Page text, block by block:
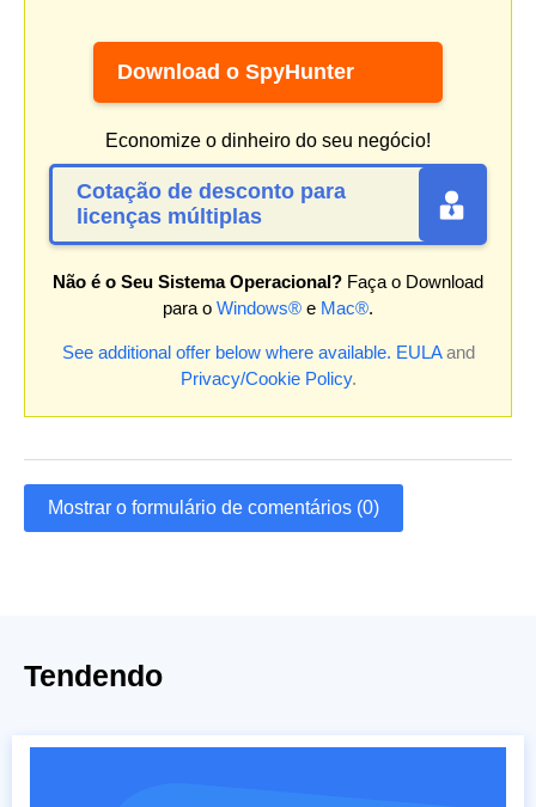
Download o SpyHunter
Economize o dinheiro do seu negócio!
Cotação de desconto para
licenças múltiplas
Não é o Seu Sistema Operacional? Faça o Download
para o Windows® e Mac®.
See additional offer below where available. EULAand
Privacy/Cookie Policy.
Mostrar o formulário de comentários (0)
Tendendo